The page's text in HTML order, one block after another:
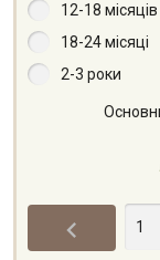
12-18 місяців
18-24 місяці
2-3 роки
